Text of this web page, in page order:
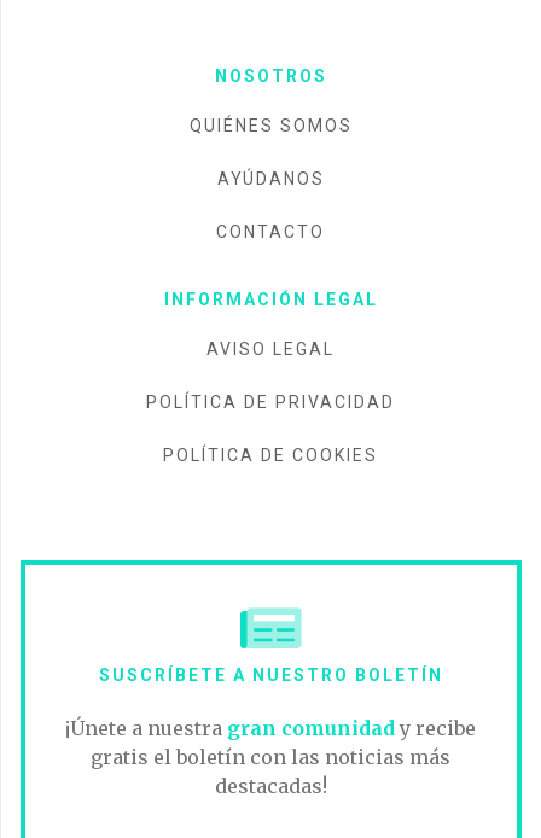
NOSOTROS
QUIÉNES SOMOS
AYÚDANOS
CONTACTO
INFORMACIÓN LEGAL
AVISO LEGAL
POLÍTICA DE PRIVACIDAD
POLÍTICA DE COOKIES
SUSCRÍBETE A NUESTRO BOLETÍN
¡Únete a nuestra gran comunidady recibe
gratis el boletín con las noticias más
destacadas!